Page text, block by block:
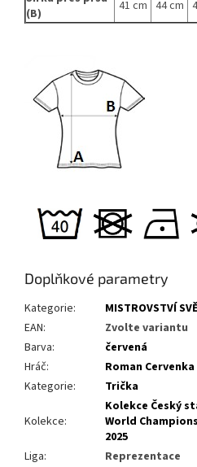
(B)
41 cm 44 cm
Doplňkové parametry
Kategorie:
MISTROVSTVÍ
EAN:
Zvolte variantu
Barva:
červená
Hráč:
Roman Cervenka
Kategorie: Trička
Kolekce:
Kolekce Český
World
2025
Liga:
Reprezentace